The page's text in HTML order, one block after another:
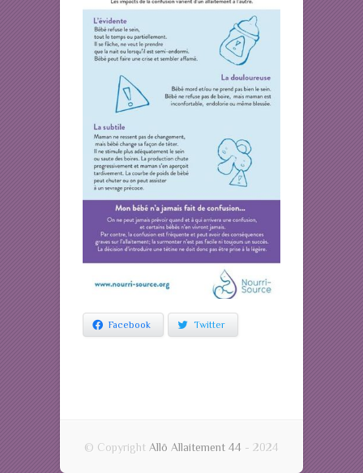
Facebook Twitter
© Copyright Allô Allaitement 44 - 2024